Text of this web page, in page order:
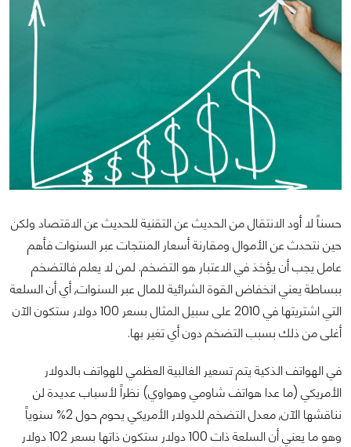
حسناً لا أود الانتقال من الحديث عن التقنية للحديث عن الاقتصاد ولكن
حين نتحدث عن الأموال ومقارنة أسعار المنتجات عبر السنوات فأهم
عامل يجب أن يؤخذ في الاعتبار هو التضخم. لمن لا يعلم فالتضخم
ببساطة يعني انخفاض القوة الشرائية للمال عبر السنوات, أي أن السلعة
التي اشتريتها في 2010 على سبيل المثال بسعر 100 دولار ستكون الآن
أغلى من ذلك بسبب التضخم دون أي تغير بها.
في الهواتف الذكية يتم تسعير الغالبية العظمي للهواتف بالدولار
الأمريكي (ما عدا هواتف شاومي وهواوي) نظراً لأسباب عديدة لن
نناقشها الآن, معدل التضخم للدولار الأمريكي يحوم حول 2% سنوياً
وهو ما يعني أن السلعة ذات 100 دولار ستكون ذاتها بسعر 102 دولار